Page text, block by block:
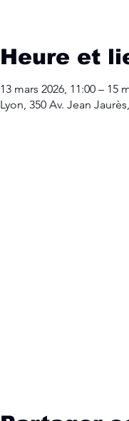
Heure et
13 mars 2026, 11:00 – 15
Lyon, 350 Av. Jean